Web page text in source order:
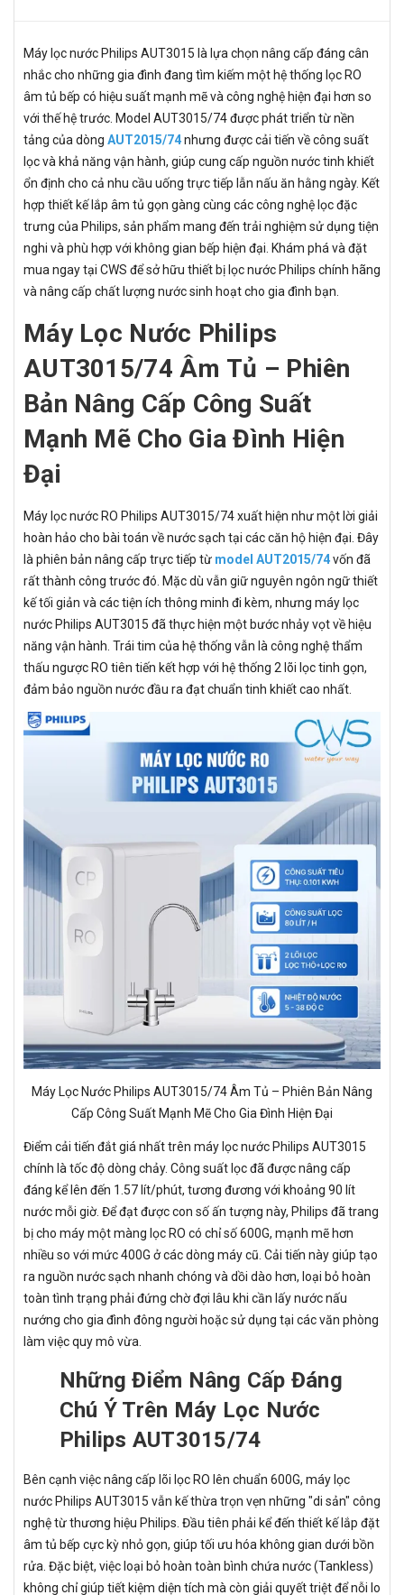
Máy lọc nước Philips AUT3015 là lựa chọn nâng cấp đáng cân
nhắc cho những gia đình đang tìm kiếm một hệ thống lọc RO
âm tủ bếp có hiệu suất mạnh mẽ và công nghệ hiện đại hơn so
với thế hệ trước. Model AUT3015/74 được phát triển từ nền
tảng của dòng AUT2015/74nhưng được cải tiến về công suất
lọc và khả năng vận hành, giúp cung cấp nguồn nước tinh khiết
ổn định cho cả nhu cầu uống trực tiếp lẫn nấu ăn hằng ngày. Kết
hợp thiết kế lắp âm tủ gọn gàng cùng các công nghệ lọc đặc
trưng của Philips, sản phẩm mang đến trải nghiệm sử dụng tiện
nghi và phù hợp với không gian bếp hiện đại. Khám phá và đặt
mua ngay tại CWS để sở hữu thiết bị lọc nước Philips chính hãng
và nâng cấp chất lượng nước sinh hoạt cho gia đình bạn.
Máy Lọc Nước Philips
AUT3015/74 Âm Tủ – Phiên
Bản Nâng Cấp Công Suất
Mạnh Mẽ Cho Gia Đình Hiện
Đại
Máy lọc nước RO Philips AUT3015/74 xuất hiện như một lời giải
hoàn hảo cho bài toán về nước sạch tại các căn hộ hiện đại. Đây
là phiên bản nâng cấp trực tiếp từ model AUT2015/74vốn đã
rất thành công trước đó. Mặc dù vẫn giữ nguyên ngôn ngữ thiết
kế tối giản và các tiện ích thông minh đi kèm, nhưng máy lọc
nước Philips AUT3015 đã thực hiện một bước nhảy vọt về hiệu
năng vận hành. Trái tim của hệ thống vẫn là công nghệ thẩm
thấu ngược RO tiên tiến kết hợp với hệ thống 2 lõi lọc tinh gọn,
đảm bảo nguồn nước đầu ra đạt chuẩn tinh khiết cao nhất.
Máy Lọc Nước Philips AUT3015/74 Âm Tủ – Phiên Bản Nâng
Cấp Công Suất Mạnh Mẽ Cho Gia Đình Hiện Đại
Điểm cải tiến đắt giá nhất trên máy lọc nước Philips AUT3015
chính là tốc độ dòng chảy. Công suất lọc đã được nâng cấp
đáng kể lên đến 1.57 lít/phút, tương đương với khoảng 90 lít
nước mỗi giờ. Để đạt được con số ấn tượng này, Philips đã trang
bị cho máy một màng lọc RO có chỉ số 600G, mạnh mẽ hơn
nhiều so với mức 400G ở các dòng máy cũ. Cải tiến này giúp tạo
ra nguồn nước sạch nhanh chóng và dồi dào hơn, loại bỏ hoàn
toàn tình trạng phải đứng chờ đợi lâu khi cần lấy nước nấu
nướng cho gia đình đông người hoặc sử dụng tại các văn phòng
làm việc quy mô vừa.
Những Điểm Nâng Cấp Đáng
Chú Ý Trên Máy Lọc Nước
Philips AUT3015/74
Bên cạnh việc nâng cấp lõi lọc RO lên chuẩn 600G, máy lọc
nước Philips AUT3015 vẫn kế thừa trọn vẹn những "di sản" công
nghệ từ thương hiệu Philips. Đầu tiên phải kể đến thiết kế lắp đặt
âm tủ bếp cực kỳ nhỏ gọn, giúp tối ưu hóa không gian dưới bồn
rửa. Đặc biệt, việc loại bỏ hoàn toàn bình chứa nước (Tankless)
không chỉ giúp tiết kiệm diện tích mà còn giải quyết triệt để nỗi lo